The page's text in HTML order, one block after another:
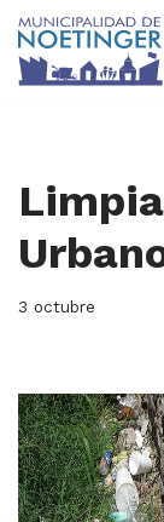
Saltar
3 octubre